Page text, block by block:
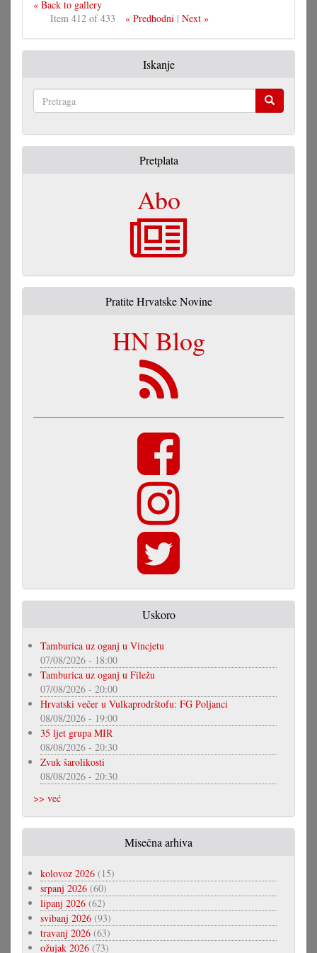
« Back to gallery
Item 412 of 433
« Predhodni| Next »
Iskanje
Pretplata
Abo
Pratite Hrvatske Novine
HN Blog
Uskoro
Tamburica uz oganj u Vincjetu
07/08/2026 - 18:00
Tamburica uz oganj u Filežu
07/08/2026 - 20:00
Hrvatski večer u Vulkaprodrštofu: FG Poljanci
08/08/2026 - 19:00
35 ljet grupa MIR
08/08/2026 - 20:30
Zvuk šarolikosti
08/08/2026 - 20:30
>> već
Misečna arhiva
kolovoz 2026 (15)
srpanj 2026 (60)
lipanj 2026 (62)
svibanj 2026 (93)
travanj 2026 (63)
ožujak 2026 (73)